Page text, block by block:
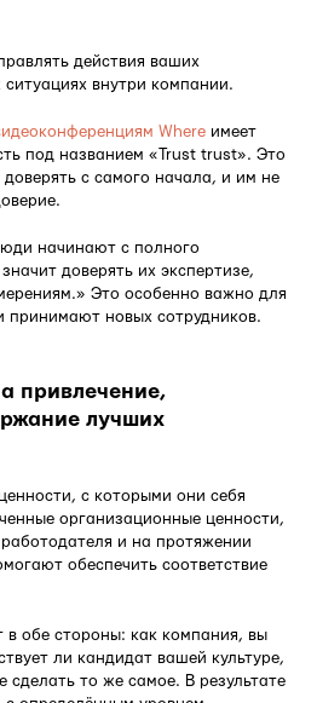
действия ваших
внутри компании.
Where имеет
под названием «Trust trust». Это
с самого начала, и им не
начинают с полного
доверять их экспертизе,
Это особенно важно для
принимают новых сотрудников.
привлечение,
лучших
с которыми они себя
организационные ценности,
и на протяжении
обеспечить соответствие
в обе стороны: как компания, вы
ли кандидат вашей культуре,
сделать то же самое. В результате